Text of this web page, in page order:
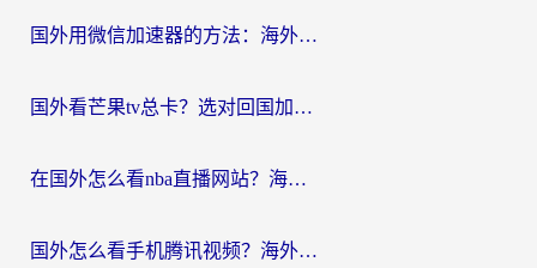
国外用微信加速器的方法：海外党无缝连接国内生活的实用指南
国外看芒果tv总卡？选对回国加速器，轻松追《浪姐》不费劲
在国外怎么看nba直播网站？海外党专属体育观赛指南，告别地区限制！
国外怎么看手机腾讯视频？海外党亲测有效的追剧加速器选择指南